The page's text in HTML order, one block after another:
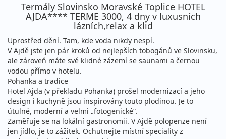
Termály Slovinsko Moravské Toplice HOTEL
AJDA**** TERME 3000, 4 dny v luxusních
lázních,relax a klid
Uprostřed dění. Tam, kde voda nikdy nespí.
V Ajdě jste jen pár kroků od nejlepších tobogánů ve Slovinsku,
ale zároveň máte své klidné zázemí se saunami a černou
vodou přímo v hotelu.
Pohanka a tradice
Hotel Ajda (v překladu Pohanka) prošel modernizací a jeho
design i kuchyně jsou inspirovány touto plodinou. Je to
útulné, moderní a velmi „fotogenické“.
Zaměřuje se na lokální gastronomii. V Ajdě polopenze není
jen jídlo, je to zážitek. Ochutnejte místní speciality z